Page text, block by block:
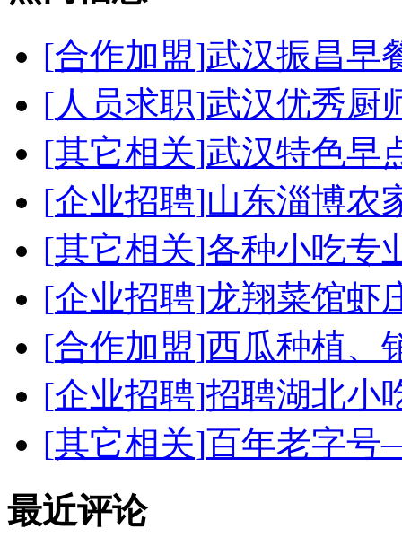
[合作加盟]武汉振昌早
[人员求职]武汉优秀厨
[其它相关]武汉特色早
[企业招聘]山东淄博农
[其它相关]各种小吃专
[企业招聘]龙翔菜馆虾
[合作加盟]西瓜种植、
[企业招聘]招聘湖北小
[其它相关]百年老字号
最近评论